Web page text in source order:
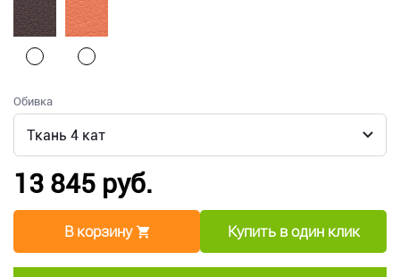
Обивка
13 845 руб.
В корзину Купить в один клик